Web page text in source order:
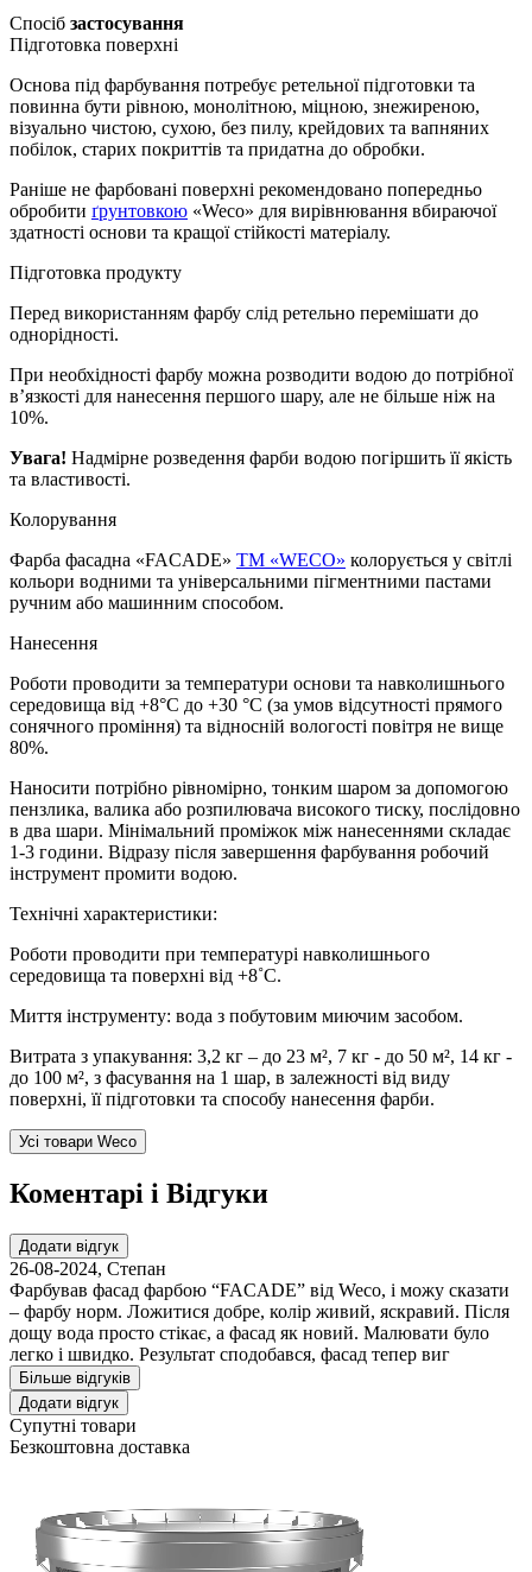
Спосіб застосування
Підготовка поверхні
Основа під фарбування потребує ретельної підготовки та
повинна бути рівною, монолітною, міцною, знежиреною,
візуально чистою, сухою, без пилу, крейдових та вапняних
побілок, старих покриттів та придатна до обробки.
Раніше не фарбовані поверхні рекомендовано попередньо
обробити ґрунтовкою «Weco» для вирівнювання вбираючої
здатності основи та кращої стійкості матеріалу.
Підготовка продукту
Перед використанням фарбу слід ретельно перемішати до
однорідності.
При необхідності фарбу можна розводити водою до потрібної
в’язкості для нанесення першого шару, але не більше ніж на
10%.
Увага! Надмірне розведення фарби водою погіршить її якість
та властивості.
Колорування
Фарба фасадна «FACADE» TM «WECO» колорується у світлі
кольори водними та універсальними пігментними пастами
ручним або машинним способом.
Нанесення
Роботи проводити за температури основи та навколишнього
середовища від +8°С до +30 °С (за умов відсутності прямого
сонячного проміння) та відносній вологості повітря не вище
80%.
Наносити потрібно рівномірно, тонким шаром за допомогою
пензлика, валика або розпилювача високого тиску, послідовно
в два шари. Мінімальний проміжок між нанесеннями складає
1-3 години. Відразу після завершення фарбування робочий
інструмент промити водою.
Технічні характеристики:
Роботи проводити при температурі навколишнього
середовища та поверхні від +8˚С.
Миття інструменту: вода з побутовим миючим засобом.
Витрата з упакування: 3,2 кг – до 23 м², 7 кг - до 50 м², 14 кг -
до 100 м², з фасування на 1 шар, в залежності від виду
поверхні, її підготовки та способу нанесення фарби.
Усі товари Weco
Коментарі і Відгуки
Додати відгук
26-08-2024, Степан
Фарбував фасад фарбою “FACADE” від Weco, і можу сказати
– фарбу норм. Ложитися добре, колір живий, яскравий. Після
дощу вода просто стікає, а фасад як новий. Малювати було
легко і швидко. Результат сподобався, фасад тепер виг
Більше відгуків
Додати відгук
Супутні товари
Безкоштовна доставка